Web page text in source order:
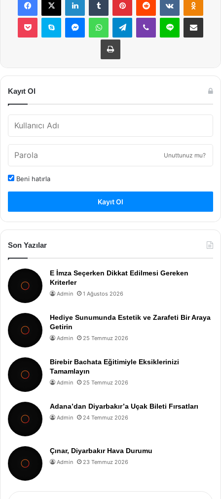
Pocket Skype MessengerWhatsAppTelegramViber Line E-Posta ile
Yazdır
Kayıt Ol
Unuttunuz mu?
Beni hatırla
Kayıt Ol
Son Yazılar
E İmza Seçerken Dikkat Edilmesi Gereken
Kriterler
Admin 1 Ağustos 2026
Hediye Sunumunda Estetik ve Zarafeti Bir Araya
Getirin
Admin 25 Temmuz 2026
Birebir Bachata Eğitimiyle Eksiklerinizi
Tamamlayın
Admin 25 Temmuz 2026
Adana’dan Diyarbakır’a Uçak Bileti Fırsatları
Admin 24 Temmuz 2026
Çınar, Diyarbakır Hava Durumu
Admin 23 Temmuz 2026